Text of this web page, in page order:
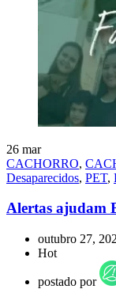
26 mar
CACHORRO,
Desaparecidos, PET,
Alertas ajudam
outubro 27,
Hot
postado por